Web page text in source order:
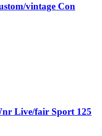
vintage Con
Live/fair Sport 125